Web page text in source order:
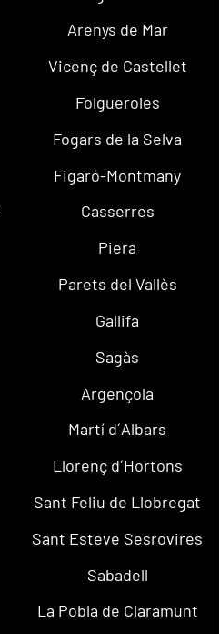
Arenys de Mar
Vicenç de Castellet
Folgueroles
Fogars de la Selva
Figaró-Montmany
Casserres
Piera
Parets del Vallès
Gallifa
Sagàs
Argençola
Martí d´Albars
Llorenç d´Hortons
Sant Feliu de Llobregat
Sant Esteve Sesrovires
Sabadell
La Pobla de Claramunt